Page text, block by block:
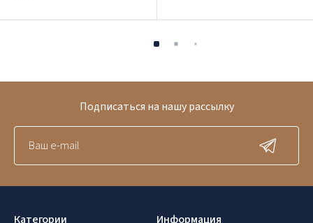
Категории Информация
Подписаться на нашу рассылку